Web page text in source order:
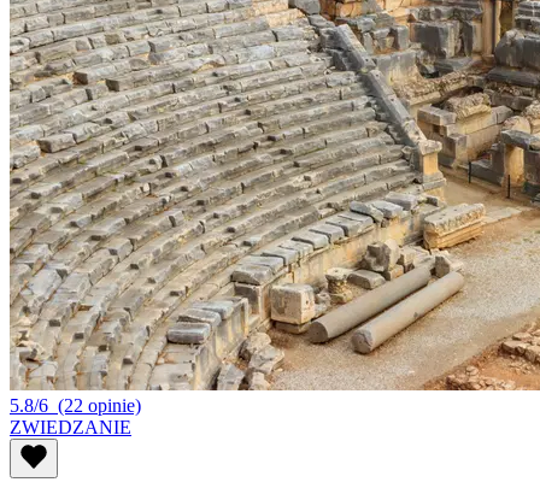
5.8/6 (22 opinie)
ZWIEDZANIE